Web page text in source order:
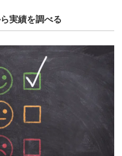
実績を調べる